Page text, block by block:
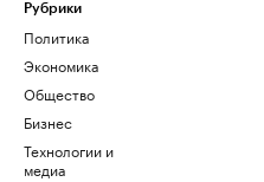
Рубрики
Политика
Экономика
Общество
Бизнес
Технологии и
медиа